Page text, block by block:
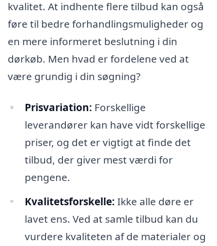
kvalitet. At indhente flere tilbud kan også
føre til bedre forhandlingsmuligheder og
en mere informeret beslutning i din
dørkøb. Men hvad er fordelene ved at
være grundig i din søgning?
Prisvariation: Forskellige
leverandører kan have vidt forskellige
priser, og det er vigtigt at finde det
tilbud, der giver mest værdi for
pengene.
Kvalitetsforskelle: Ikke alle døre er
lavet ens. Ved at samle tilbud kan du
vurdere kvaliteten af de materialer og